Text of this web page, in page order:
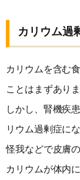
カリウム過
カリウムを含む
ことはまずありま
しかし、腎機疾
リウム過剰症に
怪我などで皮膚
カリウムが体内